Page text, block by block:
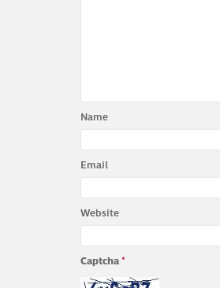
Name
Email
Website
Captcha*